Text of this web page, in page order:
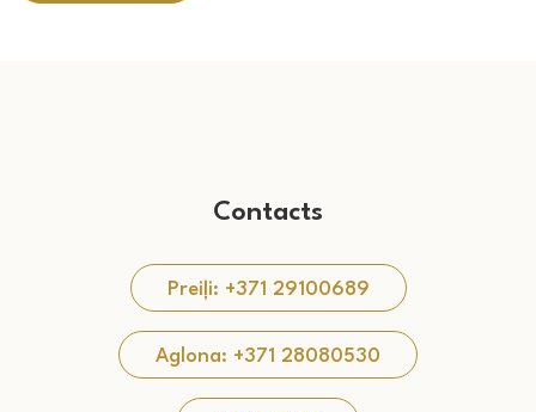
Contacts
Preiļi: +371 29100689
Aglona: +371 28080530